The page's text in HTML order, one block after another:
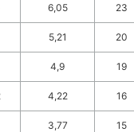
6,05 23
5,21 20
4,9 19
4,22 16
3,77 15